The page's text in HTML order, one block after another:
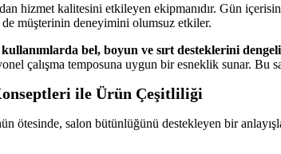
hizmet kalitesini etkileyen ekipmanıdır. Gün
de müşterinin deneyimini olumsuz etkiler.
bel, boyun ve sırt desteklerini
çalışma temposuna uygun bir esneklik sunar.
ile Ürün Çeşitliliği
salon bütünlüğünü destekleyen bir